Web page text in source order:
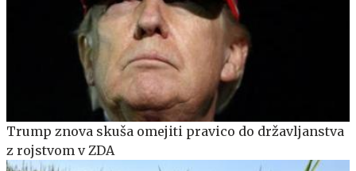
Trump znova skuša omejiti pravico do državljanstva
z rojstvom v ZDA